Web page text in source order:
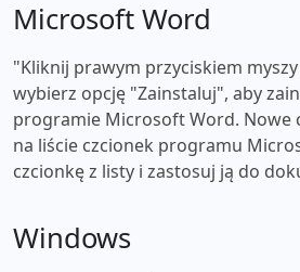
Microsoft Word
"Kliknij prawym przyciskiem
wybierz opcję "Zainstaluj", aby
programie Microsoft Word. Nowe
na liście czcionek programu
czcionkę z listy i zastosuj ją do
Windows